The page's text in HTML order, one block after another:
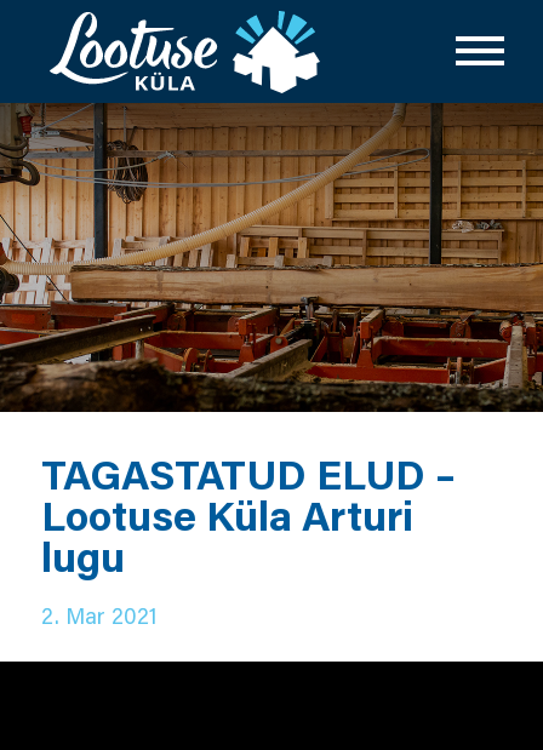
TAGASTATUD ELUD –
Lootuse Küla Arturi
lugu
2. Mar 2021